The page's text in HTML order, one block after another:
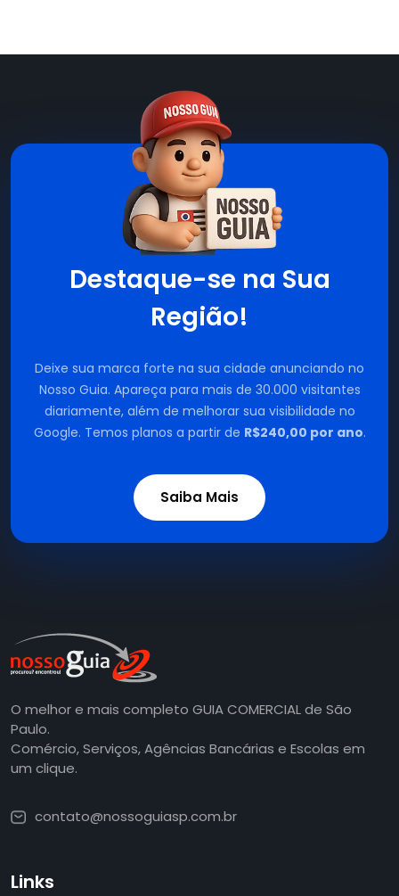
Destaque-se na Sua
Região!
Deixe sua marca forte na sua cidade anunciando no
Nosso Guia. Apareça para mais de 30.000 visitantes
diariamente, além de melhorar sua visibilidade no
Google. Temos planos a partir de R$240,00 por ano.
Saiba Mais
O melhor e mais completo GUIA COMERCIAL de São
Paulo.
Comércio, Serviços, Agências Bancárias e Escolas em
um clique.
contato@nossoguiasp.com.br
Links